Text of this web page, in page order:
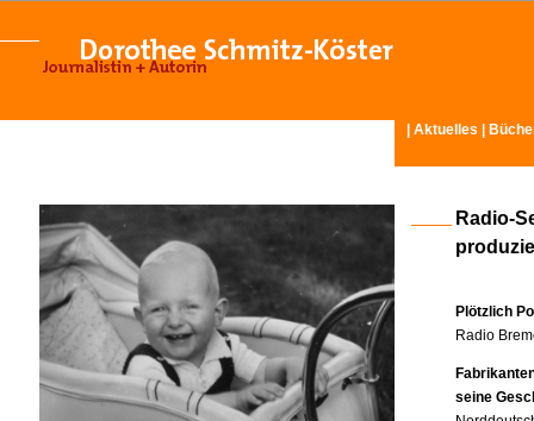
Aktuelles
Radio-
Plötzlich
Radio
seine